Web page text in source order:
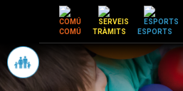
COMÚ TRÀMITS ESPORTS